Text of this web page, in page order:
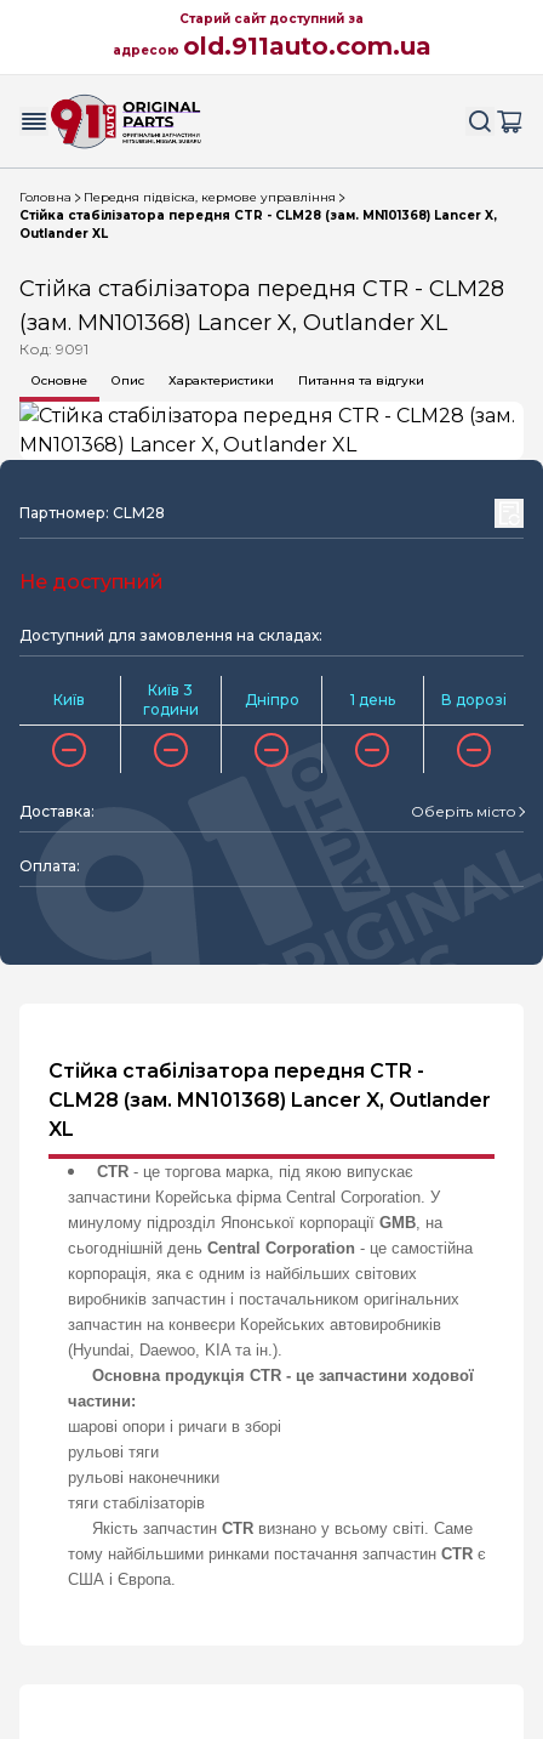
Старий сайт доступний за
адресою old.911auto.com.ua
Головна
Передня підвіска, кермове управління
Стійка стабілізатора передня CTR - CLM28 (зам. MN101368) Lancer X,
Outlander XL
Стійка стабілізатора передня CTR - CLM28
(зам. MN101368) Lancer X, Outlander XL
Код: 9091
Основне Опис Характеристики Питання та відгуки
Партномер: CLM28
Не доступний
Доступний для замовлення на складах:
Київ
Київ 3
години
Дніпро 1 день В дорозі
Доставка: Оберіть місто
Оплата:
Стійка стабілізатора передня CTR -
CLM28 (зам. MN101368) Lancer X, Outlander
XL
CTR - це торгова марка, під якою випускає
запчастини Корейська фірма Central Corporation. У
минулому підрозділ Японської корпорації GMB, на
сьогоднішній день Central Corporation - це самостійна
корпорація, яка є одним із найбільших світових
виробників запчастин і постачальником оригінальних
запчастин на конвеєри Корейських автовиробників
(Hyundai, Daewoo, KIA та ін.).
Основна продукція CTR - це запчастини ходової
частини:
шарові опори і ричаги в зборі
рульові тяги
рульові наконечники
тяги стабілізаторів
Якість запчастин CTR визнано у всьому світі. Саме
тому найбільшими ринками постачання запчастин CTR є
США і Європа.